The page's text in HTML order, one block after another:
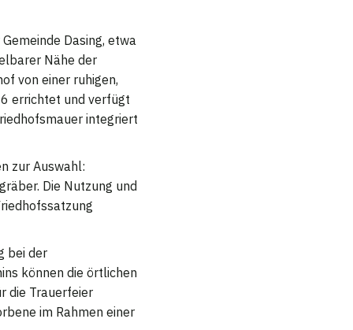
Dasing, etwa
Nähe der
von einer ruhigen,
errichtet und verfügt
integriert
zur Auswahl:
Die Nutzung und
bei der
können die örtlichen
die Trauerfeier
im Rahmen einer